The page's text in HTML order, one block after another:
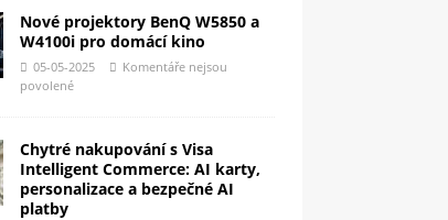
Nové projektory BenQ W5850 a
W4100i pro domácí kino
05-05-2025
Komentáře nejsou
povolené
Chytré nakupování s Visa
Intelligent Commerce: AI karty,
personalizace a bezpečné AI
platby